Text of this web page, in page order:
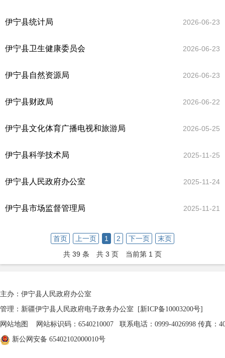
伊宁县统计局 2026-06-23
伊宁县卫生健康委员会 2026-06-23
伊宁县自然资源局 2026-06-23
伊宁县财政局 2026-06-22
伊宁县文化体育广播电视和旅游局 2026-05-25
伊宁县科学技术局 2025-11-25
伊宁县人民政府办公室 2025-11-24
伊宁县市场监督管理局 2025-11-21
首页 上一页 1 2 下一页
末页
共 39 条
共 3 页 当前第 1 页
主办：伊宁县人民政府办公室
管理：新疆伊宁县人民政府电子政务办公室
[新ICP备10003200号]
网站地图
网站标识码：6540210007 联系电话：0999-4026998 传真：
新公网安备 65402102000010号